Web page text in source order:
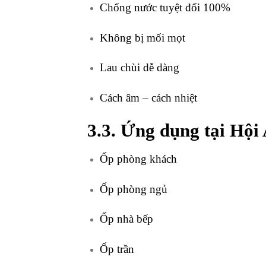
Chống nước tuyệt đối 100%
Không bị mối mọt
Lau chùi dễ dàng
Cách âm – cách nhiệt
3.3. Ứng dụng tại Hội
Ốp phòng khách
Ốp phòng ngủ
Ốp nhà bếp
Ốp trần